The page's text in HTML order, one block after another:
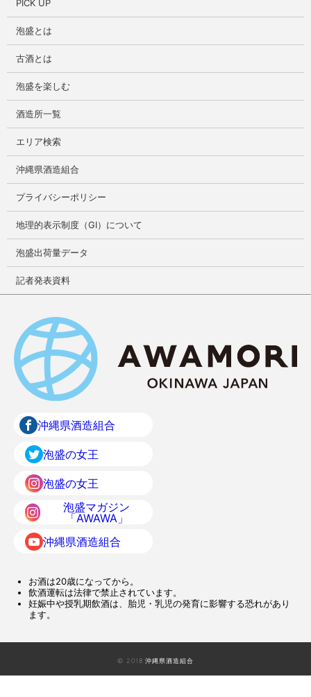
PICK UP
泡盛とは
古酒とは
泡盛を楽しむ
酒造所一覧
エリア検索
沖縄県酒造組合
プライバシーポリシー
地理的表示制度（GI）について
泡盛出荷量データ
記者発表資料
沖縄県酒造組合
泡盛の女王
泡盛の女王
泡盛マガジン
「AWAWA」
沖縄県酒造組合
お酒は20歳になってから。
飲酒運転は法律で禁止されています。
妊娠中や授乳期飲酒は、胎児・乳児の発育に影響する恐れがあり
ます。
© 2018 沖縄県酒造組合